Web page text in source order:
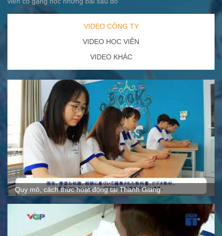
VIDEO CÔNG TY
VIDEO HỌC VIÊN
VIDEO KHÁC
Quy mô, cách thức hoạt động tại Thanh Giang